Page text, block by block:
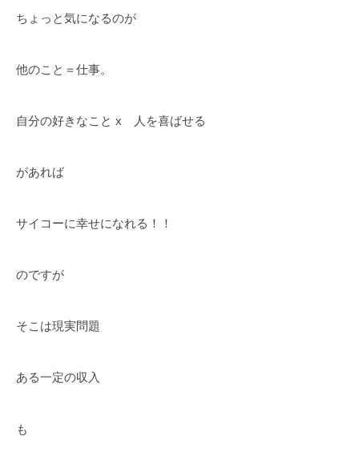
ちょっと気になるのが
他のこと＝仕事。
自分の好きなこと x 人を喜ばせる
があれば
サイコーに幸せになれる！！
のですが
そこは現実問題
ある一定の収入
も